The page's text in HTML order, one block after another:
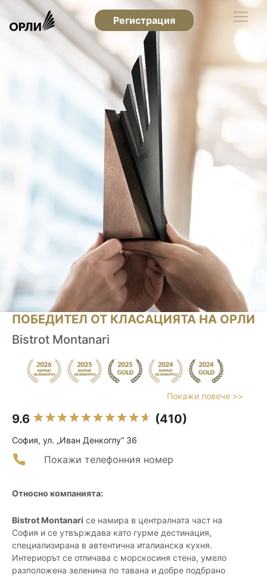
Регистрация
ПОБЕДИТЕЛ ОТ КЛАСАЦИЯТА НА ОРЛИ
Bistrot Montanari
Покажи повече >>
9.6 (410)
София, ул. „Иван Денкоглу“ 36
Покажи телефонния номер
Относно компанията:
Bistrot Montanari се намира в централната част на
София и се утвърждава като гурме дестинация,
специализирана в автентична италианска кухня.
Интериорът се отличава с морскосиня стена, умело
разположена зеленина по тавана и добре подбрано